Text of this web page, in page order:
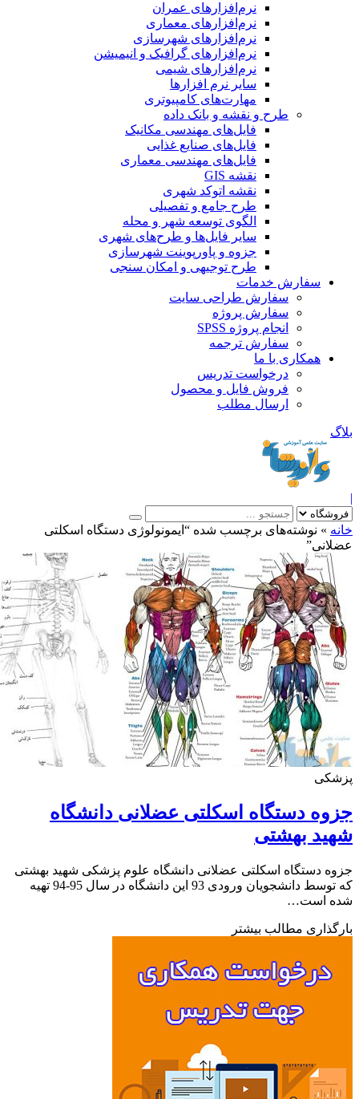
نرم‌افزارهای عمران
نرم‌افزارهای معماری
نرم‌افزارهای شهرسازی
نرم‌افزارهای گرافیک و انیمیشن
نرم‌افزارهای شیمی
سایر نرم افزارها
مهارت‌های کامپیوتری
طرح و نقشه و بانک داده
فایل‌های مهندسی مکانیک
فایل‌های صنایع غذایی
فایل‌های مهندسی معماری
نقشه GIS
نقشه اتوکد شهری
طرح جامع و تفصیلی
الگوی توسعه شهر و محله
سایر فایل‌ها و طرح‌های شهری
جزوه و پاورپوینت شهرسازی
طرح توجیهی و امکان سنجی
سفارش خدمات
سفارش طراحی سایت
سفارش پروژه
انجام پروژه SPSS
سفارش ترجمه
همکاری با ما
درخواست تدریس
فروش فایل و محصول
ارسال مطلب
»نوشته‌های برچسب شده “ایمونولوژی دستگاه اسکلتی
دستگاه اسکلتی عضلانی دانشگاه
بهشتی
دستگاه اسکلتی عضلانی دانشگاه علوم پزشکی شهید بهشتی
که توسط دانشجویان ورودی 93 این دانشگاه در سال 95-94 تهیه
است…
مطالب بیشتر